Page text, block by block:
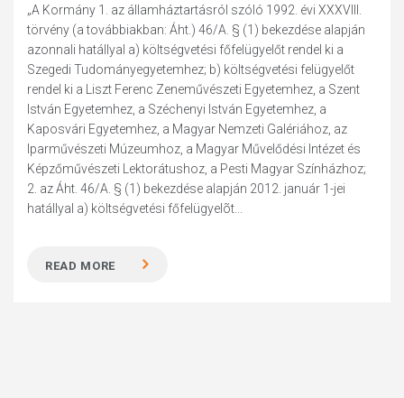
„A Kormány 1. az államháztartásról szóló 1992. évi XXXVIII.
törvény (a továbbiakban: Áht.) 46/A. § (1) bekezdése alapján
azonnali hatállyal a) költségvetési főfelügyelőt rendel ki a
Szegedi Tudományegyetemhez; b) költségvetési felügyelőt
rendel ki a Liszt Ferenc Zeneművészeti Egyetemhez, a Szent
István Egyetemhez, a Széchenyi István Egyetemhez, a
Kaposvári Egyetemhez, a Magyar Nemzeti Galériához, az
Iparművészeti Múzeumhoz, a Magyar Művelődési Intézet és
Képzőművészeti Lektorátushoz, a Pesti Magyar Színházhoz;
2. az Áht. 46/A. § (1) bekezdése alapján 2012. január 1-jei
hatállyal a) költségvetési főfelügyelõt...
READ MORE